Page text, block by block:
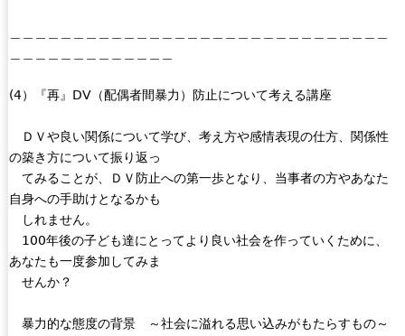
(4）『再』DV（配偶者間暴力）防止について考える講座
ＤＶや良い関係について学び、考え方や感情表現の仕方、関係性
の築き方について振り返っ
てみることが、ＤＶ防止への第一歩となり、当事者の方やあなた
自身への手助けとなるかも
しれません。
100年後の子ども達にとってより良い社会を作っていくために、
あなたも一度参加してみま
せんか？
暴力的な態度の背景 ～社会に溢れる思い込みがもたらすもの～